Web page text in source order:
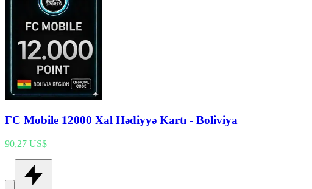
FC Mobile 12000 Xal Hədiyyə Kartı - Boliviya
90,27 US$